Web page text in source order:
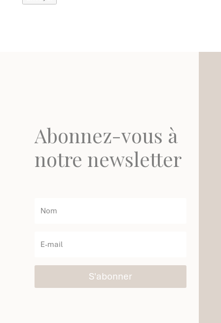
Abonnez-vous à
notre newsletter
S'abonner